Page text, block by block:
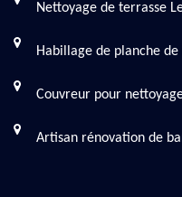
Nettoyage de terrasse
Habillage de planche
Couvreur pour
Artisan rénovation de